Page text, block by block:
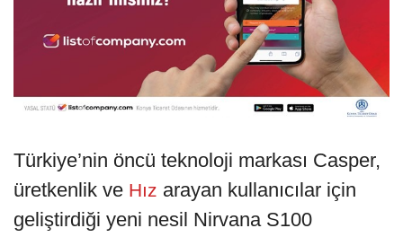
Türkiye’nin öncü teknoloji markası Casper,
üretkenlik ve Hız arayan kullanıcılar için
geliştirdiği yeni nesil Nirvana S100